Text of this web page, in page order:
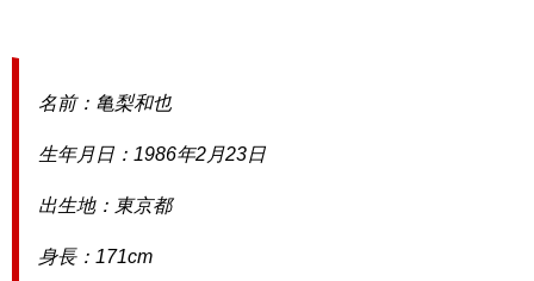
名前：亀梨和也
生年月日：1986年2月23日
出生地：東京都
身長：171cm